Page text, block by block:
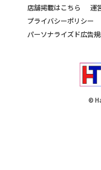
店舗掲載はこちら
運
プライバシーポリシー
パーソナライズド広告
©